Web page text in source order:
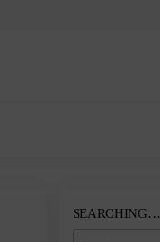
SEARCHING…